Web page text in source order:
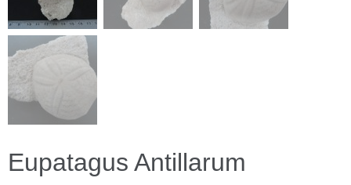
Eupatagus Antillarum